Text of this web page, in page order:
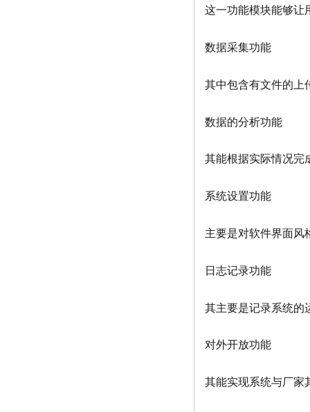
这一功能模块能够让
数据采集功能
其中包含有文件的上
数据的分析功能
其能根据实际情况完
系统设置功能
主要是对软件界面风
日志记录功能
其主要是记录系统的
对外开放功能
其能实现系统与厂家